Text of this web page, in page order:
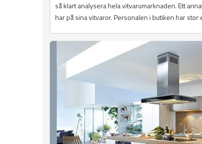
så klart analysera hela vitvarumarknaden. Ett
har på sina vitvaror. Personalen i butiken har